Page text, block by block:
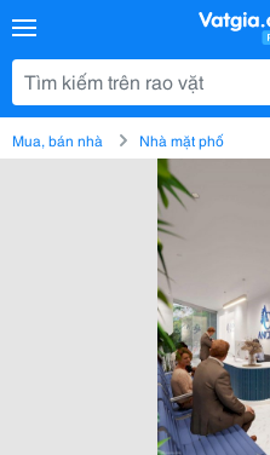
Mua, bán nhà Nhà mặt phố